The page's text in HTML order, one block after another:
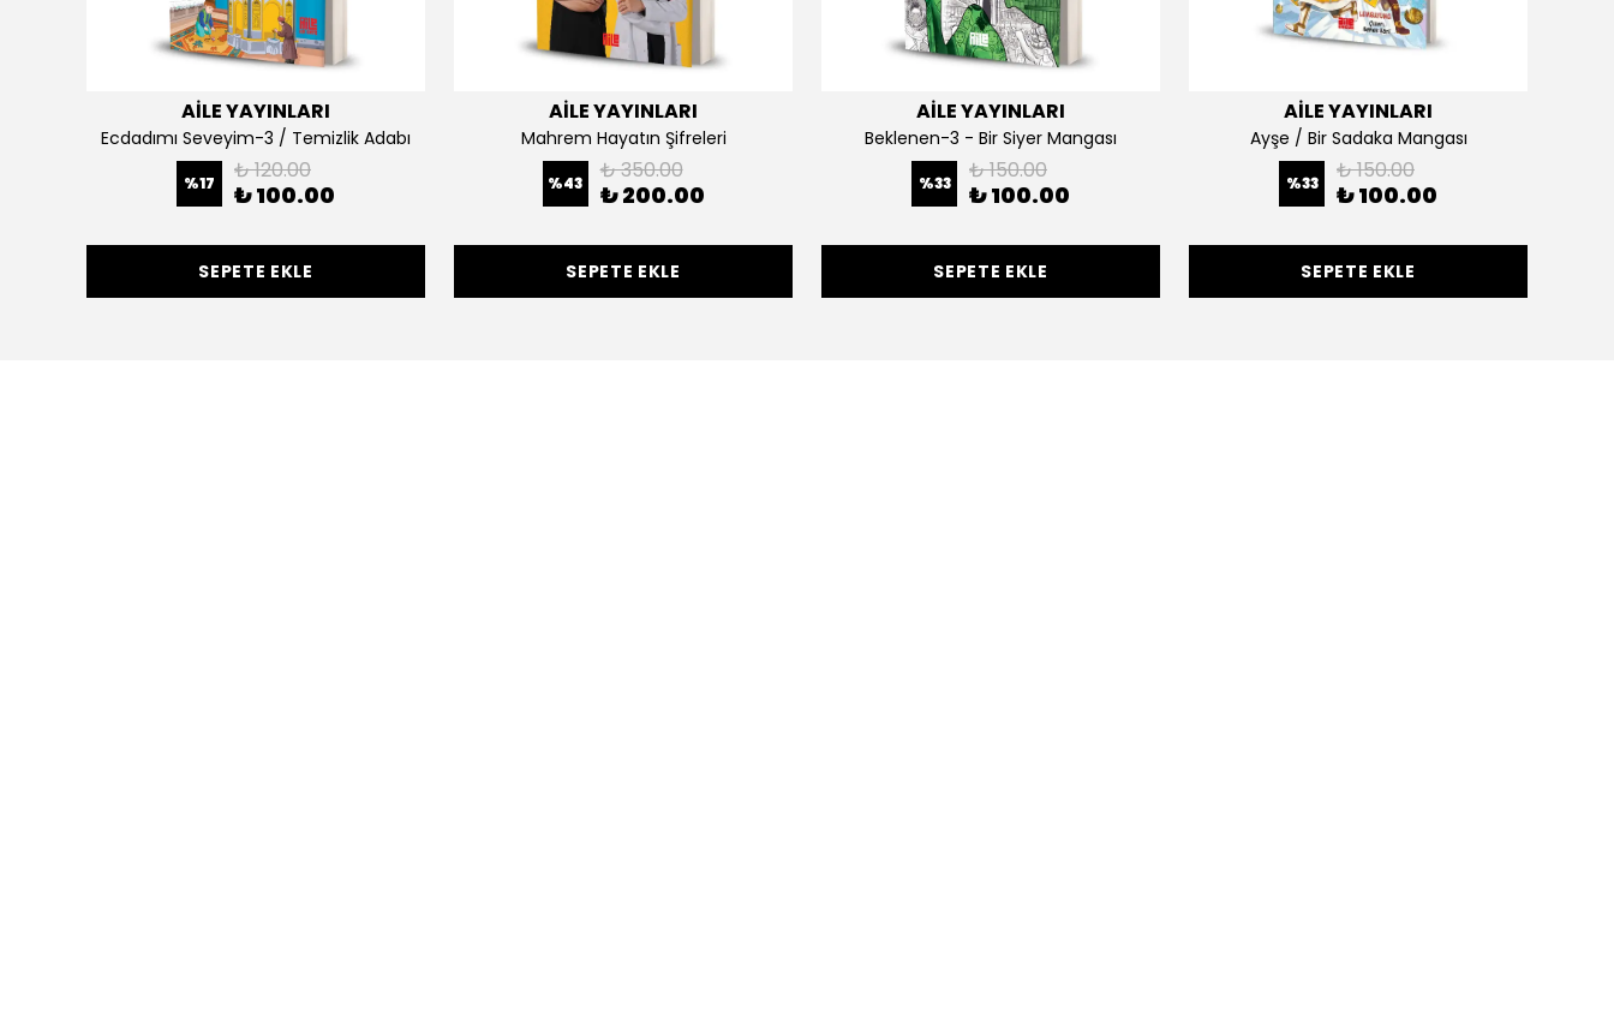
AİLE YAYINLARI
Ecdadımı Seveyim-3 / Temizlik Adabı
%17 ₺ 120.00
₺ 100.00
SEPETE EKLE
AİLE YAYINLARI
Mahrem Hayatın Şifreleri
%43 ₺ 350.00
₺ 200.00
SEPETE EKLE
AİLE YAYINLARI
Beklenen-3 - Bir Siyer Mangası
%33 ₺ 150.00
₺ 100.00
SEPETE EKLE
AİLE YAYINLARI
Ayşe / Bir Sadaka Mangası
%33 ₺ 150.00
₺ 100.00
SEPETE EKLE